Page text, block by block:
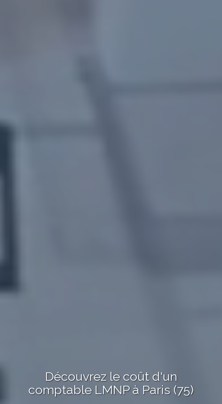
Découvrez le coûtd'un
comptable LMNPà Paris (75)